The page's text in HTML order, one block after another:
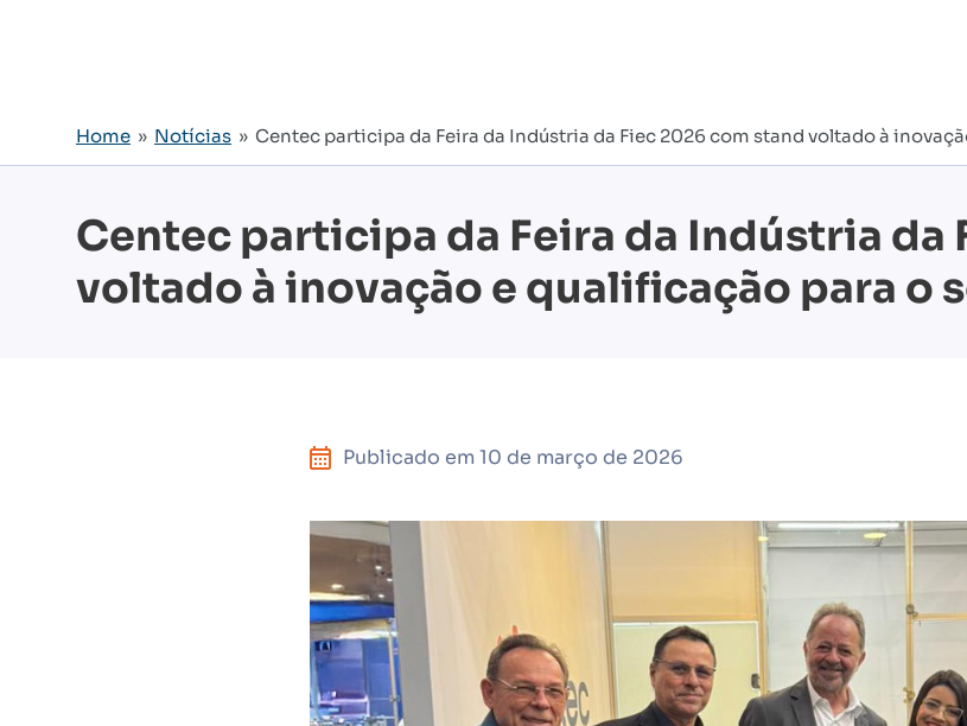
Home » Notícias » Centec participa da Feira da Indústria da Fiec 2026 com stand voltado à
Centec participa da Feira da Indústria da
voltado à inovação e qualificação para o
Publicado em 10 de março de 2026